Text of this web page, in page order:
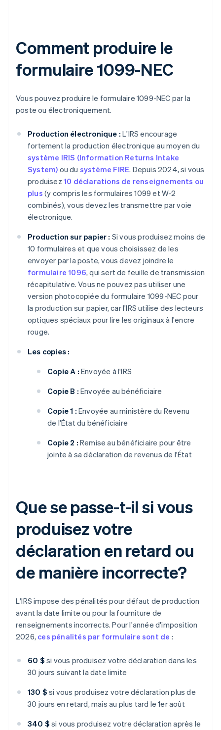
Comment produire le
formulaire 1099-NEC
Vous pouvez produire le formulaire 1099-NEC par la
poste ou électroniquement.
Production électronique : L'IRS encourage
fortement la production électronique au moyen du
système IRIS (Information Returns Intake
System) ou du système FIRE. Depuis 2024, si vous
produisez 10 déclarations de renseignements ou
plus (y compris les formulaires 1099 et W-2
combinés), vous devez les transmettre par voie
électronique.
Production sur papier : Si vous produisez moins de
10 formulaires et que vous choisissez de les
envoyer par la poste, vous devez joindre le
formulaire 1096, qui sert de feuille de transmission
récapitulative. Vous ne pouvez pas utiliser une
version photocopiée du formulaire 1099-NEC pour
la production sur papier, car l'IRS utilise des lecteurs
optiques spéciaux pour lire les originaux à l'encre
rouge.
Les copies :
Copie A : Envoyée à l'IRS
Copie B : Envoyée au bénéficiaire
Copie 1 : Envoyée au ministère du Revenu
de l'État du bénéficiaire
Copie 2 : Remise au bénéficiaire pour être
jointe à sa déclaration de revenus de l'État
Que se passe-t-il si vous
produisez votre
déclaration en retard ou
de manière incorrecte?
L'IRS impose des pénalités pour défaut de production
avant la date limite ou pour la fourniture de
renseignements incorrects. Pour l'année d'imposition
2026, ces pénalités par formulaire sont de :
60 $ si vous produisez votre déclaration dans les
30 jours suivant la date limite
130 $ si vous produisez votre déclaration plus de
30 jours en retard, mais au plus tard le 1er août
340 $ si vous produisez votre déclaration après le